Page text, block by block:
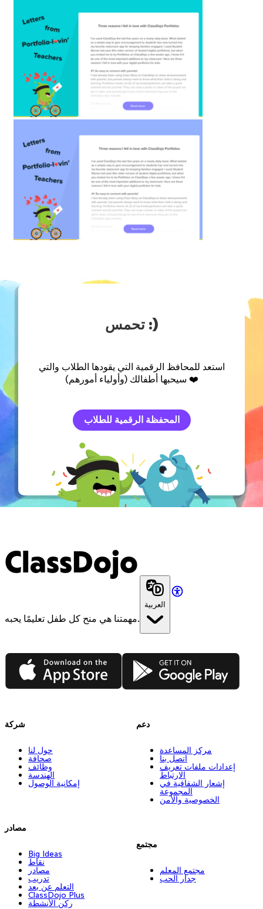
تحمس :)
استعد للمحافظ الرقمية التي يقودها الطلاب والتي
سيحبها أطفالك (وأولياء أمورهم) ❤️
المحفظة الرقمية للطلاب
ClassDojo
مهمتنا هي منح كل طفل تعليمًا يحبه.
العربية
App Store Google Play
شركة
حول لنا
صحافة
وظائف
الهندسة
إمكانية الوصول
مصادر
Big Ideas
نقاط
مصادر
تدريب
التعلم عن بعد
ClassDojo Plus
ركن الأنشطة
دعم
مركز المساعدة
اتصل بنا
إعدادات ملفات تعريف
الارتباط
إشعار الشفافية في
المجموعة
الخصوصية والأمن
مجتمع
مجتمع المعلم
جدار الحب